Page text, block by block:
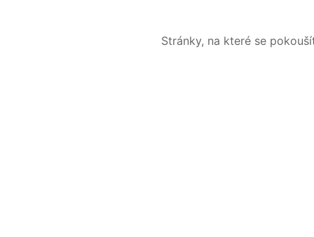
Stránky, na které se